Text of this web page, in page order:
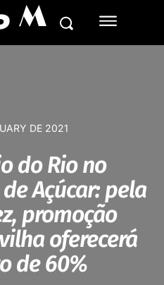
M
DE 2021
do Rio no
Açúcar: pela
promoção
oferecerá
de 60%